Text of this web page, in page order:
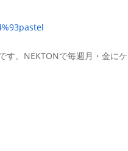
。NEKTONで毎週月・金に